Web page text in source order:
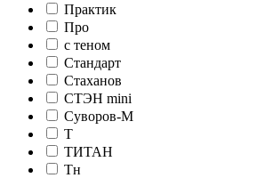
Практик
Про
с теном
Стандарт
Стаханов
СТЭН mini
Суворов-М
Т
ТИТАН
Тн